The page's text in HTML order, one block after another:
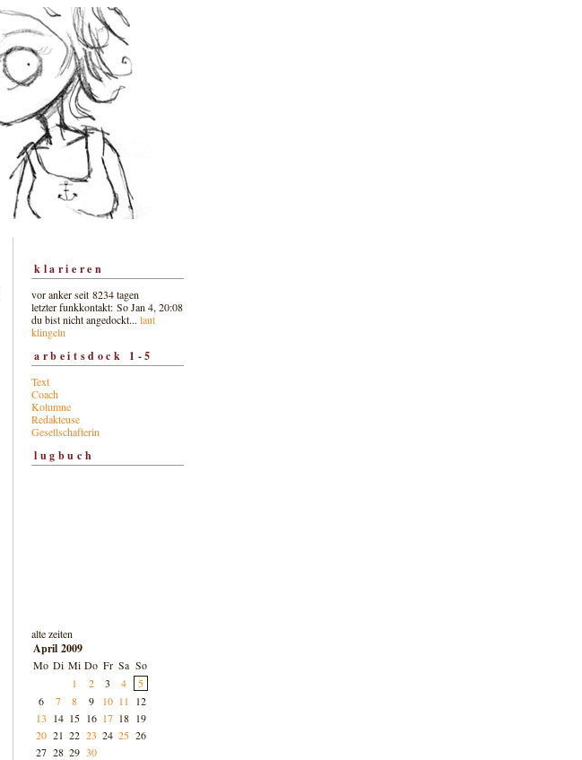
klarieren
vor anker seit 8234 tagen
letzter funkkontakt: So Jan 4, 20:08
du bist nicht angedockt... laut
klingeln
arbeitsdock 1-5
Text
Coach
Kolumne
Redakteuse
Gesellschafterin
lugbuch
alte zeiten
April 2009
Mo Di Mi Do Fr Sa So
1
2 3 4
5
6
7 8 9 10 11
12
13
14 15 16 17 18 19
20 21 22 23 24 25 26
27 28 29 30